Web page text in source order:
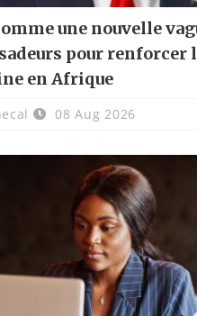
une nouvelle
pour renforcer
en Afrique
08 Aug 2026